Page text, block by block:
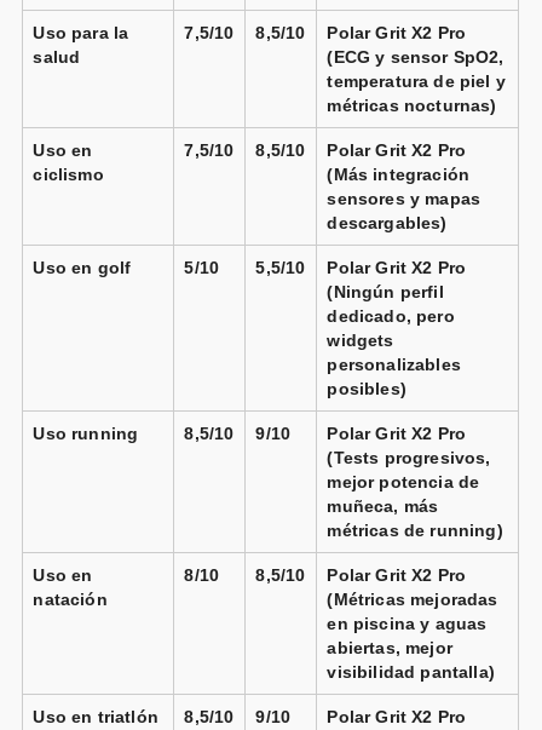
📦 24-48h · 🚚 Gratis >99€ · 🔄 15-30 días
Polar - Reloj smartwatch Polar
Grit X2 Pro Talla
Polar Grit X2 Pro acero negro
📦 72h · 🚚 Gratis >49€ · 🔄 30 días
Uso para la
salud
7,5/10 8,5/10
Polar Grit X2 Pro
(ECG y sensor SpO2,
temperatura de piel y
métricas nocturnas)
Uso en
ciclismo
7,5/10 8,5/10
Polar Grit X2 Pro
(Más integración
sensores y mapas
descargables)
Uso en golf 5/10 5,5/10
Polar Grit X2 Pro
(Ningún perfil
dedicado, pero
widgets
personalizables
posibles)
Uso running 8,5/10 9/10
Polar Grit X2 Pro
(Tests progresivos,
mejor potencia de
muñeca, más
métricas de running)
Uso en
natación
8/10 8,5/10
Polar Grit X2 Pro
(Métricas mejoradas
en piscina y aguas
abiertas, mejor
visibilidad pantalla)
Uso en triatlón 8,5/10 9/10
Polar Grit X2 Pro